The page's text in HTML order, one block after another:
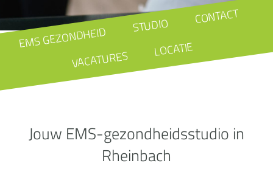
EMS GEZONDHEID STUDIO CONTACT
VACATURES LOCATIE
Jouw EMS-gezondheidsstudio in
Rheinbach